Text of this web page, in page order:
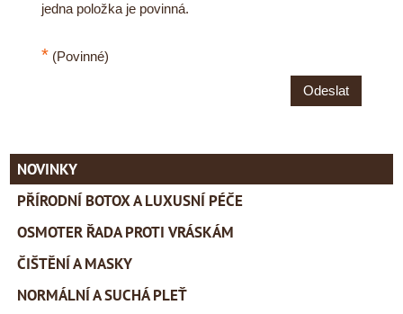
jedna položka je povinná.
* (Povinné)
Odeslat
NOVINKY
PŘÍRODNÍ BOTOX A LUXUSNÍ PÉČE
OSMOTER ŘADA PROTI VRÁSKÁM
ČIŠTĚNÍ A MASKY
NORMÁLNÍ A SUCHÁ PLEŤ